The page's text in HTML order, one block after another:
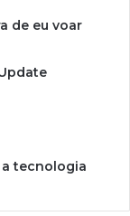
de eu voar
a tecnologia